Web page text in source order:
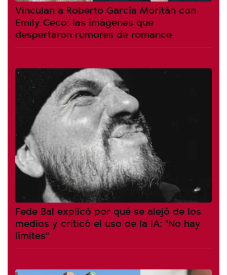
Vinculan a Roberto García Moritán con
Emily Ceco: las imágenes que
despertaron rumores de romance
Fede Bal explicó por qué se alejó de los
medios y criticó el uso de la IA: "No hay
límites"